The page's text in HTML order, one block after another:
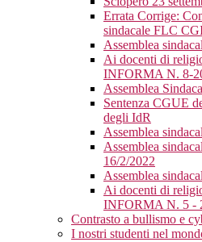
Errata Corrige:
sindacale FLC
Assemblea
Ai docenti di
INFORMA N. 8-
Assemblea
Sentenza CGUE
degli IdR
Assemblea
Assemblea
16/2/2022
Assemblea
Ai docenti di
INFORMA N. 5 -
Contrasto a bullismo e
I nostri studenti nel